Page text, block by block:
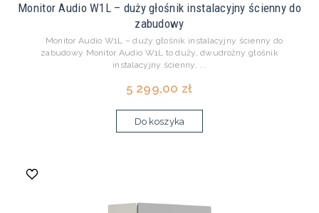
Monitor Audio W1L – duży głośnik instalacyjny ścienny do
zabudowy
Monitor Audio W1L – duży głośnik instalacyjny ścienny do
zabudowy Monitor Audio W1L to duży, dwudrożny głośnik
instalacyjny ścienny, ...
5 299,00 zł
Do koszyka